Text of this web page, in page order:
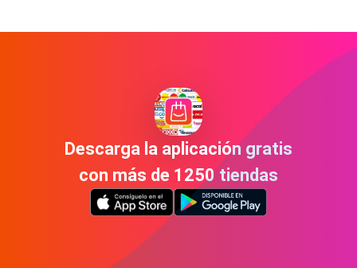
Descarga la aplicación gratis
con más de 1250 tiendas